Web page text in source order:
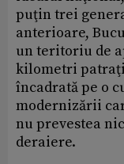
puţin trei
anterioare,
un teritoriu de
kilometri
încadrată pe o
modernizării
nu prevestea
deraiere.